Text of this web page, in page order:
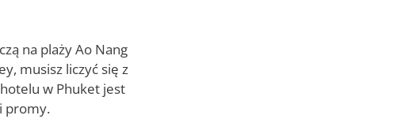
na plaży Ao Nang
musisz liczyć się z
w Phuket jest
promy.